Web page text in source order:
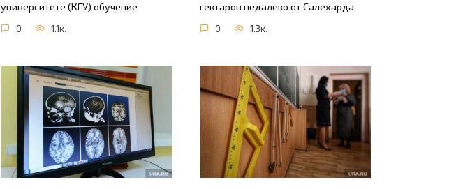
университете (КГУ) обучение
0 1.1к.
гектаров недалеко от Салехарда
0 1.3к.